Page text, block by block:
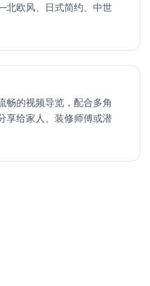
欧风、日式简约、中世
畅的视频导览，配合多角
给家人、装修师傅或潜